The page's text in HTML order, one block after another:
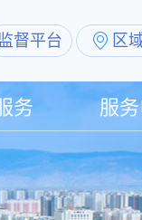
监督平台 区
务 服